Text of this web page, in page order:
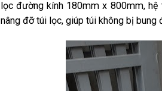
lọc đường kính 180mm x 800mm,
nâng đỡ túi lọc, giúp túi không bị bung